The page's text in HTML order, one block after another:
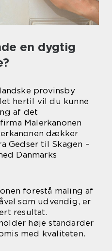
en dygtig
provinsby
hertil vil du kunne
af det
Malerkanonen
dækker
Gedser til Skagen –
Danmarks
forestå maling af
som udvendig, er
resultat.
høje standarder
med kvaliteten.